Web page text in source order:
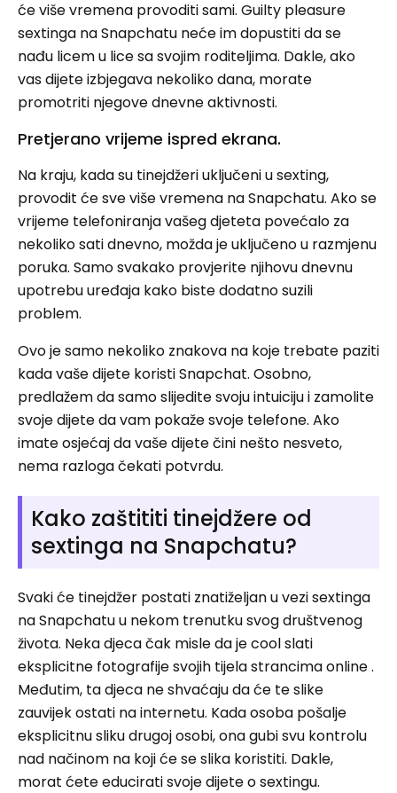
će više vremena provoditi sami. Guilty pleasure
sextinga na Snapchatu neće im dopustiti da se
nađu licem u lice sa svojim roditeljima. Dakle, ako
vas dijete izbjegava nekoliko dana, morate
promotriti njegove dnevne aktivnosti.
Pretjerano vrijeme ispred ekrana.
Na kraju, kada su tinejdžeri uključeni u sexting,
provodit će sve više vremena na Snapchatu. Ako se
vrijeme telefoniranja vašeg djeteta povećalo za
nekoliko sati dnevno, možda je uključeno u razmjenu
poruka. Samo svakako provjerite njihovu dnevnu
upotrebu uređaja kako biste dodatno suzili
problem.
Ovo je samo nekoliko znakova na koje trebate paziti
kada vaše dijete koristi Snapchat. Osobno,
predlažem da samo slijedite svoju intuiciju i zamolite
svoje dijete da vam pokaže svoje telefone. Ako
imate osjećaj da vaše dijete čini nešto nesveto,
nema razloga čekati potvrdu.
Kako zaštititi tinejdžere od
sextinga na Snapchatu?
Svaki će tinejdžer postati znatiželjan u vezi sextinga
na Snapchatu u nekom trenutku svog društvenog
života. Neka djeca čak misle da je cool slati
eksplicitne fotografije svojih tijela strancima online .
Međutim, ta djeca ne shvaćaju da će te slike
zauvijek ostati na internetu. Kada osoba pošalje
eksplicitnu sliku drugoj osobi, ona gubi svu kontrolu
nad načinom na koji će se slika koristiti. Dakle,
morat ćete educirati svoje dijete o sextingu.